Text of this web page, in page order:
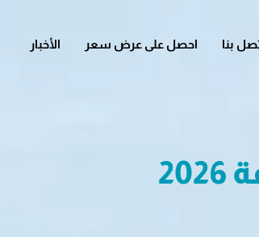
بنا احصل على عرض سعر الأخبار